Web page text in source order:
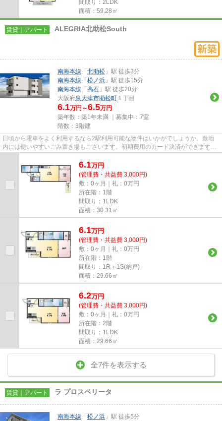
間取り：2LDK
面積：59.28㎡
賃貸｜アパート ALEGRIA北助松South
南海本線 「 北助松 」駅 徒歩3分
南海本線 「 松ノ浜 」駅 徒歩15分
南海本線 「 高石 」駅 徒歩20分
大阪府泉大津市助松町 １丁目
6.1万円～6.5万円
築年数：築1年未満 ｜募集中： 7室
階数：3階建
日頃から電車をよく利用するなら2駅利用可能な物件はいかがでしょうか。敷地
内には使いやすいごみ置き場もございます。初期費用のカード決済ができます。
6.1万円
(管理費・共益費 3,000円)
敷：0ヶ月｜礼：0万円
所在階：1階
間取り：1LDK
面積：30.31㎡
6.1万円
(管理費・共益費 3,000円)
敷：0ヶ月｜礼：0万円
所在階：1階
間取り：1R＋1S(納戸)
面積：29.66㎡
6.2万円
(管理費・共益費 3,000円)
敷：0ヶ月｜礼：0万円
所在階：2階
間取り：1LDK
面積：29.66㎡
全7件を表示する
賃貸｜アパート ラ プロスペリータ
南海本線 「 松ノ浜 」駅 徒歩5分